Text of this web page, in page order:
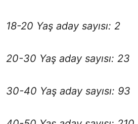
18-20 Yaş aday sayısı: 2
20-30 Yaş aday sayısı: 23
30-40 Yaş aday sayısı: 93